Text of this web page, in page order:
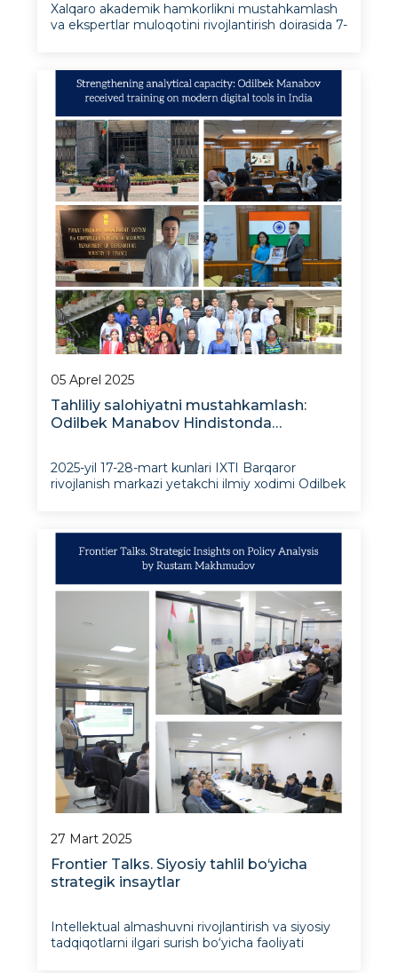
Xalqaro akademik hamkorlikni mustahkamlash
va ekspertlar muloqotini rivojlantirish doirasida 7-
tadqiqotlar instituti vakillari Stokgolm Sharqiy
Yevropa tadqiqotlari markazi tahlilchisi doktor
05 Aprel 2025
Tahliliy salohiyatni mustahkamlash:
Odilbek Manabov Hindistonda
treningdan o‘tdi
2025-yil 17-28-mart kunlari IXTI Barqaror
rivojlanish markazi yetakchi ilmiy xodimi Odilbek
institutida “Davlat sektorida Power-Bi, Tableau
va Advanced Excel yordamida ma&r
27 Mart 2025
Frontier Talks. Siyosiy tahlil bo‘yicha
strategik insaytlar
Intellektual almashuvni rivojlantirish va siyosiy
tadqiqotlarni ilgari surish bo‘yicha faoliyati